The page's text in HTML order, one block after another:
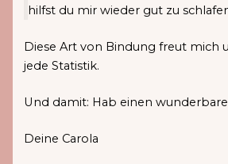
hilfst du mir wieder gut zu
Diese Art von Bindung freut mich
jede Statistik.
Und damit: Hab einen
Deine Carola